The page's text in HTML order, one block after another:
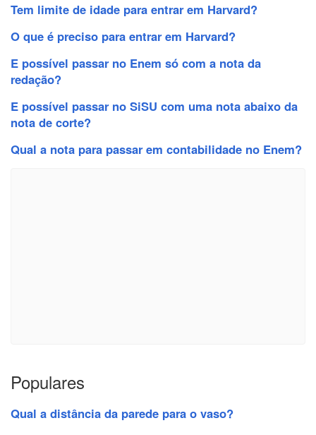
Tem limite de idade para entrar em Harvard?
O que é preciso para entrar em Harvard?
E possível passar no Enem só com a nota da
redação?
E possível passar no SiSU com uma nota abaixo da
nota de corte?
Qual a nota para passar em contabilidade no Enem?
Populares
Qual a distância da parede para o vaso?